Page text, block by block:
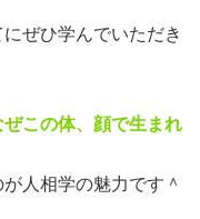
ぜひ学んでいただき
この体、顔で生まれ
人相学の魅力です＾